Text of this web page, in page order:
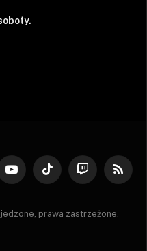
YouTubeTikTok Twitch RSS
prawa zastrzeżone.